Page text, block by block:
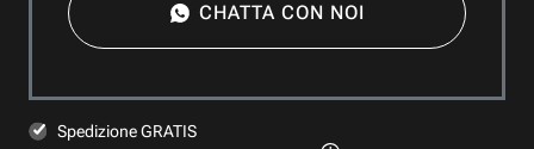
CHATTA CON NOI
Spedizione GRATIS